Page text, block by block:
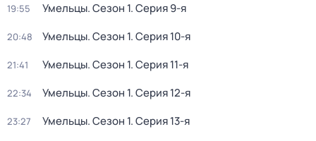
19:55 Умельцы. Сезон 1. Серия 9-я
20:48 Умельцы. Сезон 1. Серия 10-я
21:41 Умельцы. Сезон 1. Серия 11-я
22:34 Умельцы. Сезон 1. Серия 12-я
23:27 Умельцы. Сезон 1. Серия 13-я